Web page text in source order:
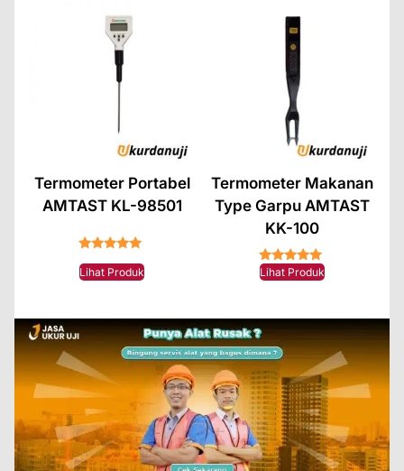
Termometer Portabel
AMTAST KL-98501
Lihat Produk
Termometer Makanan
Type Garpu AMTAST
KK-100
★★★★★
Lihat Produk